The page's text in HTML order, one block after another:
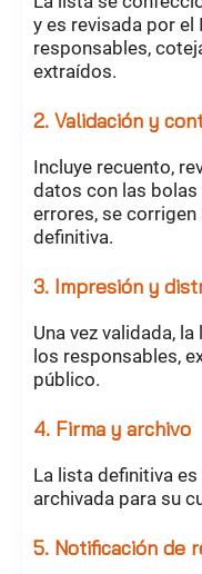
y es revisada por
responsables,
extraídos.
2. Validación y
Incluye recuento,
datos con las
errores, se
definitiva.
3. Impresión y
Una vez validada,
los responsables,
público.
4. Firma y archivo
La lista definitiva
archivada para su
5. Notificación de